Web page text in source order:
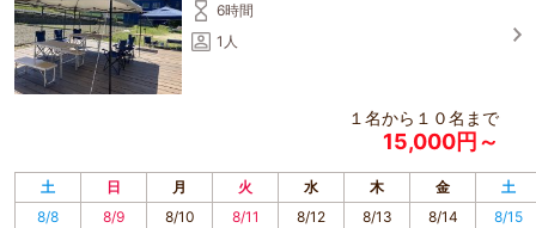
6時間
1人
１名から１０名まで
15,000円～
土 日 月 火 水 木 金
土
8/8
8/9 8/10 8/11 8/12 8/13 8/14 8/15